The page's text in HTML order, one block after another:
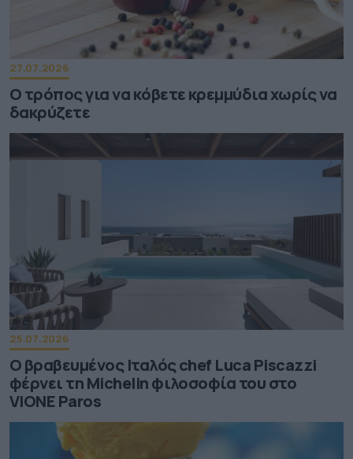
27.07.2026
Ο τρόπος για να κόβετε κρεμμύδια χωρίς να
δακρύζετε
25.07.2026
Ο βραβευμένος Ιταλός chef Luca Piscazzi
φέρνει τη Michelin φιλοσοφία του στο
VIONE Paros